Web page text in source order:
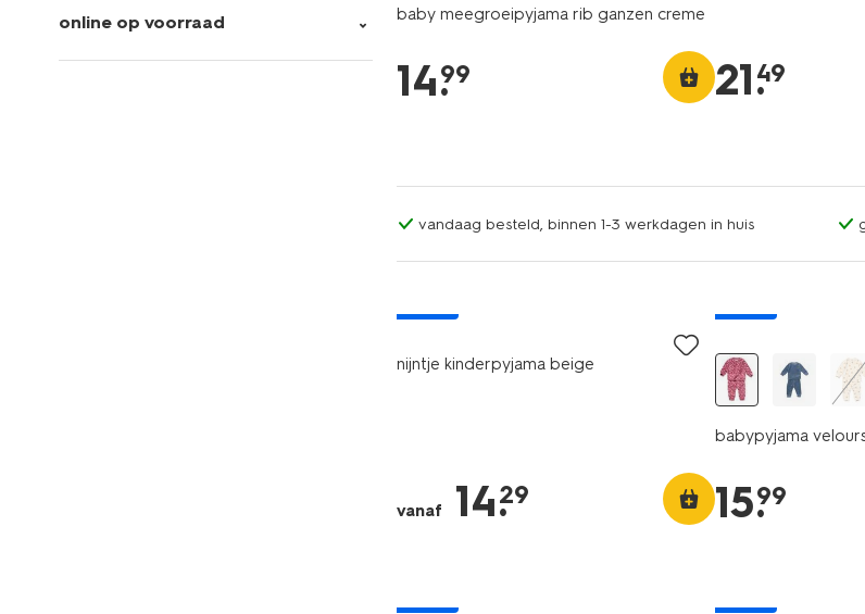
online op voorraad baby meegroeipyjama rib ganzen creme
14.
99 21.
49
vandaag besteld, binnen 1-3 werkdagen in huis
nijntje kinderpyjama beige
vanaf 14.
29
babypyjama
15.
99